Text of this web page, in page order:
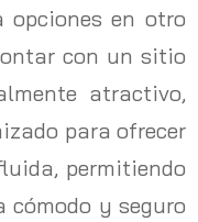
opciones en otro
con un sitio
atractivo,
para ofrecer
permitiendo
y seguro